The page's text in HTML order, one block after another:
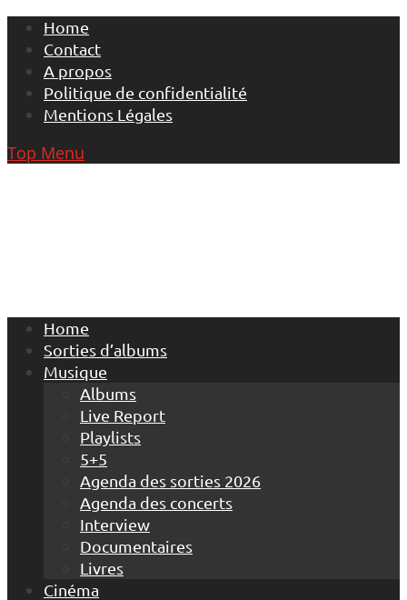
Skip
content
Home
Contact
A propos
Politique de confidentialité
Mentions Légales
Top Menu
Home
Sorties d’albums
Musique
Albums
Live Report
Playlists
5+5
Agenda des sorties 2026
Agenda des concerts
Interview
Documentaires
Livres
Cinéma